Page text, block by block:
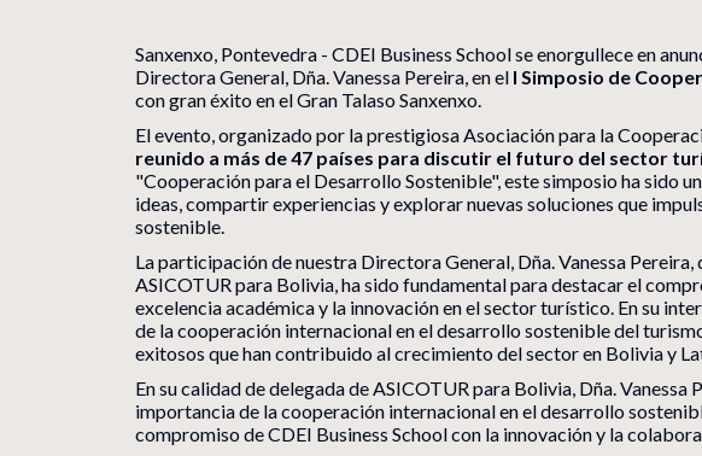
Sanxenxo, Pontevedra - CDEI Business School se enorgullece en
Directora General, Dña. Vanessa Pereira, en el I Simposio de
con gran éxito en el Gran Talaso Sanxenxo.
El evento, organizado por la prestigiosa Asociación para la
reunido a más de 47 países para discutir el futuro del sector
"Cooperación para el Desarrollo Sostenible", este simposio ha sido
ideas, compartir experiencias y explorar nuevas soluciones que
sostenible.
La participación de nuestra Directora General, Dña. Vanessa
ASICOTUR para Bolivia, ha sido fundamental para destacar el
excelencia académica y la innovación en el sector turístico. En su
de la cooperación internacional en el desarrollo sostenible del
exitosos que han contribuido al crecimiento del sector en Bolivia y
En su calidad de delegada de ASICOTUR para Bolivia, Dña.
importancia de la cooperación internacional en el desarrollo
compromiso de CDEI Business School con la innovación y la